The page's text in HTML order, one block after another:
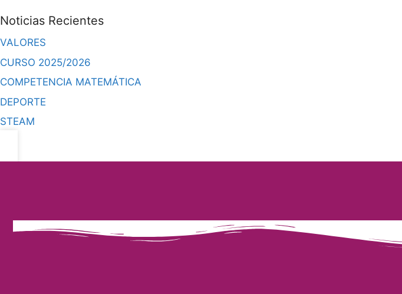
Noticias Recientes
VALORES
CURSO 2025/2026
COMPETENCIA MATEMÁTICA
DEPORTE
STEAM